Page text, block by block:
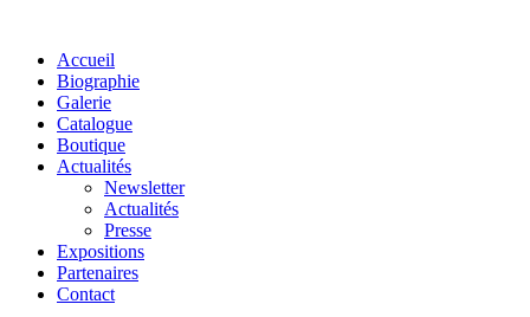
Accueil
Biographie
Galerie
Catalogue
Boutique
Actualités
Newsletter
Actualités
Presse
Expositions
Partenaires
Contact